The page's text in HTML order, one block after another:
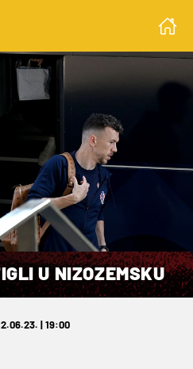
U NIZOZEMSKU
| 19:00